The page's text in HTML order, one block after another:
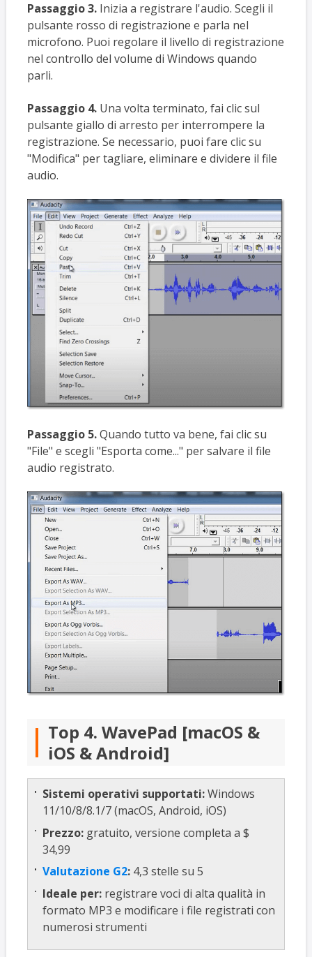
Passaggio 3. Inizia a registrare l'audio. Scegli il
pulsante rosso di registrazione e parla nel
microfono. Puoi regolare il livello di registrazione
nel controllo del volume di Windows quando
parli.
Passaggio 4. Una volta terminato, fai clic sul
pulsante giallo di arresto per interrompere la
registrazione. Se necessario, puoi fare clic su
"Modifica" per tagliare, eliminare e dividere il file
audio.
Passaggio 5.Quando tutto va bene, fai clic su
"File" e scegli "Esporta come..." per salvare il file
audio registrato.
Top 4. WavePad [macOS &
iOS & Android]
Sistemi operativi supportati:Windows
11/10/8/8.1/7 (macOS, Android, iOS)
Prezzo: gratuito, versione completa a $
34,99
Valutazione G2: 4,3 stelle su 5
Ideale per: registrare voci di alta qualità in
formato MP3 e modificare i file registrati con
numerosi strumenti